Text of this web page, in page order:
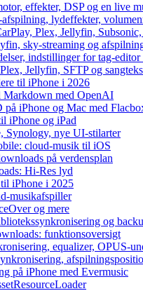
effekter, DSP og en live
lydeffekter,
Plex, Jellyfin,
sky-streaming og
indstillinger for tag-
Jellyfin, SFTP og
til iPhone i 2026
med OpenAI
iPhone og Mac med
iPhone og iPad
Synology, nye UI-stilarter
cloud-musik til iOS
på verdensplan
Hi-Res lyd
iPhone i 2025
musikafspiller
og mere
og
funktionsoversigt
equalizer, OPUS-
på iPhone med Evermusic